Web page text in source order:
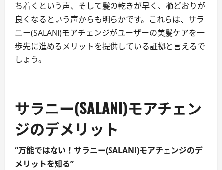
ち着くという声、そして髪の乾きが早く、櫛どおりが
良くなるという声からも明らかです。これらは、サラ
ニー(SALANI)モアチェンジがユーザーの美髪ケアを一
歩先に進めるメリットを提供している証拠と言えるで
しょう。
サラニー(SALANI)モアチェン
ジのデメリット
“万能ではない！サラニー(SALANI)モアチェンジのデ
メリットを知る”